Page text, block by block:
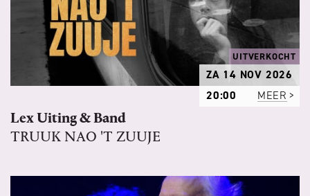
UITVERKOCHT
ZA 14 NOV 2026
20:00
MEER
Lex Uiting & Band
TRUUK NAO 'T ZUUJE